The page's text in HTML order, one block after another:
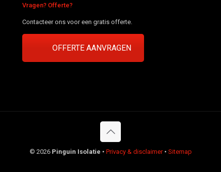
Vragen? Offerte?
Contacteer ons voor een gratis offerte.
OFFERTE AANVRAGEN
© 2026 Pinguin Isolatie • Privacy & disclaimer• Sitemap